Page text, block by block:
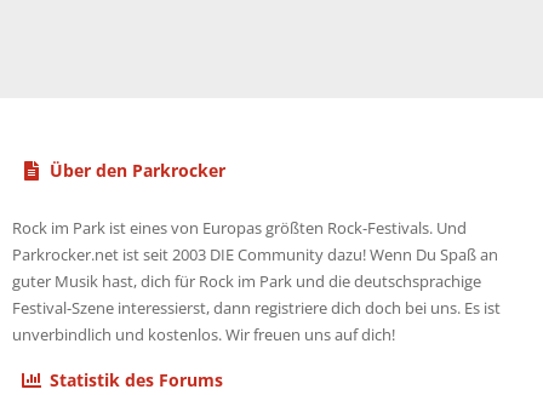
Über den Parkrocker
Rock im Park ist eines von Europas größten Rock-Festivals. Und
Parkrocker.net ist seit 2003 DIE Community dazu! Wenn Du Spaß an
guter Musik hast, dich für Rock im Park und die deutschsprachige
Festival-Szene interessierst, dann registriere dich doch bei uns. Es ist
unverbindlich und kostenlos. Wir freuen uns auf dich!
Statistik des Forums